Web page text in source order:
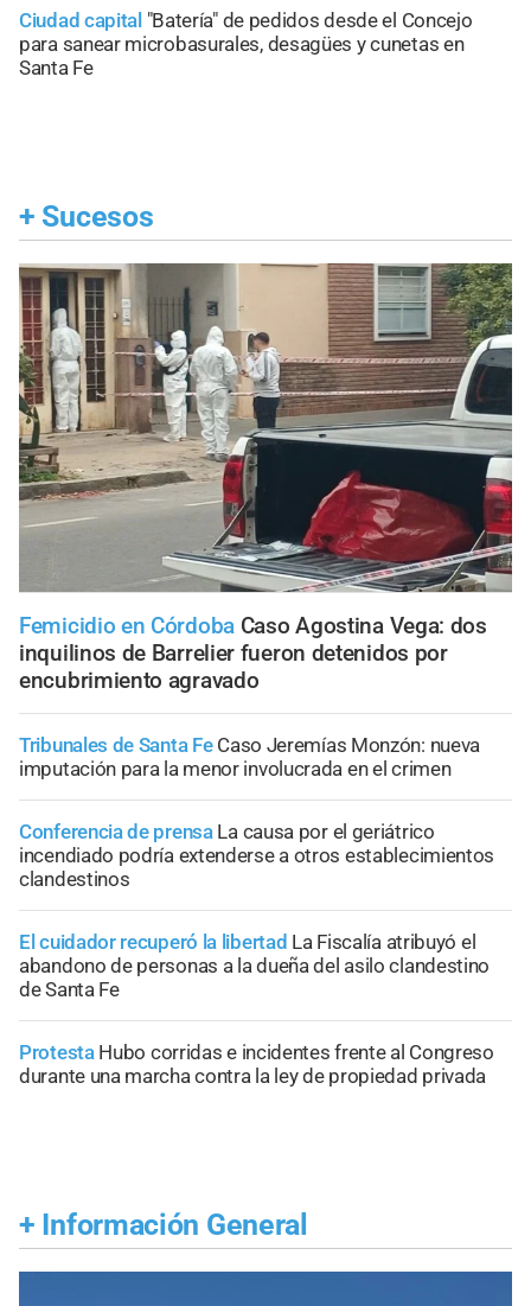
Ciudad capital "Batería" de pedidos desde el Concejo
para sanear microbasurales, desagües y cunetas en
Santa Fe
+ Sucesos
Femicidio en Córdoba Caso Agostina Vega: dos
inquilinos de Barrelier fueron detenidos por
encubrimiento agravado
Tribunales de Santa Fe Caso Jeremías Monzón: nueva
imputación para la menor involucrada en el crimen
Conferencia de prensa La causa por el geriátrico
incendiado podría extenderse a otros establecimientos
clandestinos
El cuidador recuperó la libertad La Fiscalía atribuyó el
abandono de personas a la dueña del asilo clandestino
de Santa Fe
Protesta Hubo corridas e incidentes frente al Congreso
durante una marcha contra la ley de propiedad privada
+ Información General